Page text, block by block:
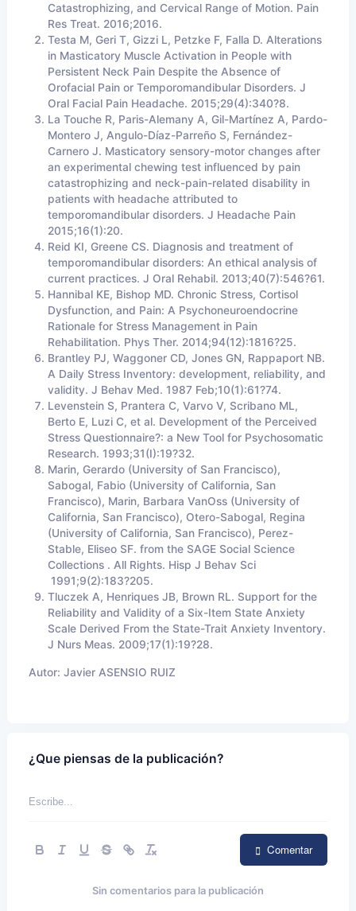
Catastrophizing, and Cervical Range of Motion. Pain
Res Treat. 2016;2016.
Testa M, Geri T, Gizzi L, Petzke F, Falla D. Alterations
in Masticatory Muscle Activation in People with
Persistent Neck Pain Despite the Absence of
Orofacial Pain or Temporomandibular Disorders. J
Oral Facial Pain Headache. 2015;29(4):340?8.
La Touche R, Paris-Alemany A, Gil-Martínez A, Pardo-
Montero J, Angulo-Díaz-Parreño S, Fernández-
Carnero J. Masticatory sensory-motor changes after
an experimental chewing test influenced by pain
catastrophizing and neck-pain-related disability in
patients with headache attributed to
temporomandibular disorders. J Headache Pain
2015;16(1):20.
Reid KI, Greene CS. Diagnosis and treatment of
temporomandibular disorders: An ethical analysis of
current practices. J Oral Rehabil. 2013;40(7):546?61.
Hannibal KE, Bishop MD. Chronic Stress, Cortisol
Dysfunction, and Pain: A Psychoneuroendocrine
Rationale for Stress Management in Pain
Rehabilitation. Phys Ther. 2014;94(12):1816?25.
Brantley PJ, Waggoner CD, Jones GN, Rappaport NB.
A Daily Stress Inventory: development, reliability, and
validity. J Behav Med. 1987 Feb;10(1):61?74.
Levenstein S, Prantera C, Varvo V, Scribano ML,
Berto E, Luzi C, et al. Development of the Perceived
Stress Questionnaire?: a New Tool for Psychosomatic
Research. 1993;31(I):19?32.
Marin, Gerardo (University of San Francisco),
Sabogal, Fabio (University of California, San
Francisco), Marin, Barbara VanOss (University of
California, San Francisco), Otero-Sabogal, Regina
(University of California, San Francisco), Perez-
Stable, Eliseo SF. from the SAGE Social Science
Collections . All Rights. Hisp J Behav Sci
1991;9(2):183?205.
Tluczek A, Henriques JB, Brown RL. Support for the
Reliability and Validity of a Six-Item State Anxiety
Scale Derived From the State-Trait Anxiety Inventory.
J Nurs Meas. 2009;17(1):19?28.
Autor: Javier ASENSIO RUIZ
¿Que piensas de la publicación?
Comentar
Sin comentarios para la publicación